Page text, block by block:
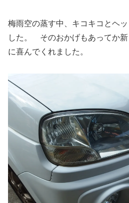
梅雨空の蒸す中、キコキコとヘ
した。 そのおかげもあってか
に喜んでくれました。